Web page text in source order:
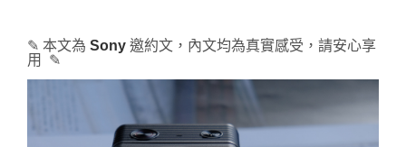
✎ 本文為 Sony 邀約文，內文均為真實感受，請安心享
用  ✎